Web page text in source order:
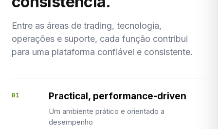
Entre as áreas de trading, tecnologia,
operações e suporte, cada função contribui
para uma plataforma confiável e consistente.
01 Practical, performance-driven
Um ambiente prático e orientado a
desempenho